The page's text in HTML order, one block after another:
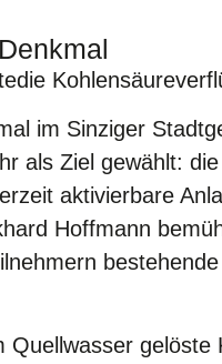
im Sinziger
als Ziel gewählt:
aktivierbare
Hoffmann